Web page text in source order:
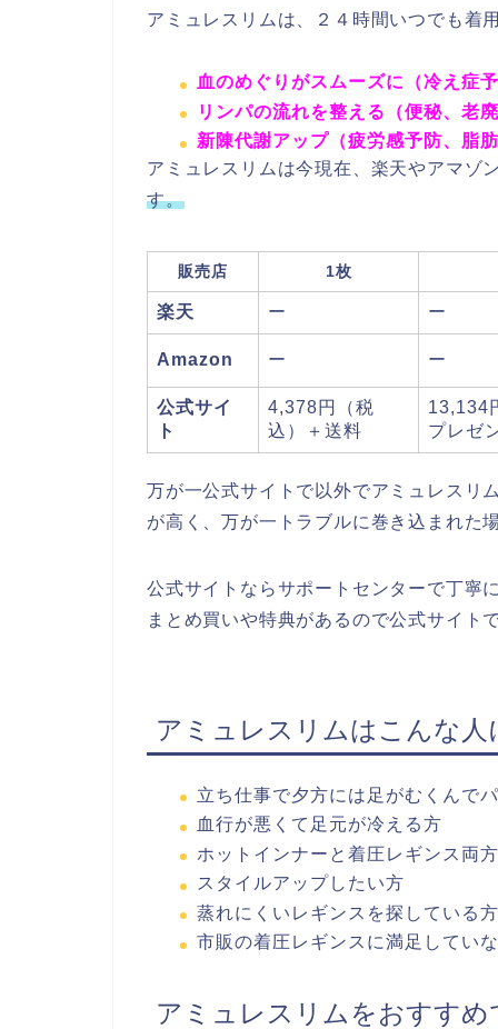
アミュレスリムは、２４時間いつでも着
血のめぐりがスムーズに（冷え症
リンパの流れを整える（便秘、老
新陳代謝アップ（疲労感予防、脂
アミュレスリムは今現在、楽天やアマゾ
す。
販売店 1枚
楽天 ー ー
Amazon ー ー
公式サイ
ト
4,378円（税
込）＋送料
13,134
プレゼ
万が一公式サイトで以外でアミュレスリ
が高く、万が一トラブルに巻き込まれた
公式サイトならサポートセンターで丁寧
まとめ買いや特典があるので公式サイト
アミュレスリムはこんな人
立ち仕事で夕方には足がむくんで
血行が悪くて足元が冷える方
ホットインナーと着圧レギンス両
スタイルアップしたい方
蒸れにくいレギンスを探している方
市販の着圧レギンスに満足してい
アミュレスリムをおすすめ